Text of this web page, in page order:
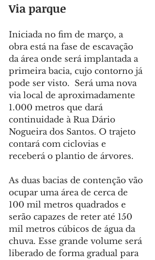
Via parque
Iniciada no fim de março, a
obra está na fase de escavação
da área onde será implantada a
primeira bacia, cujo contorno já
pode ser visto.  Será uma nova
via local de aproximadamente
1.000 metros que dará
continuidade à Rua Dário
Nogueira dos Santos. O trajeto
contará com ciclovias e
receberá o plantio de árvores.
As duas bacias de contenção vão
ocupar uma área de cerca de
100 mil metros quadrados e
serão capazes de reter até 150
mil metros cúbicos de água da
chuva. Esse grande volume será
liberado de forma gradual para